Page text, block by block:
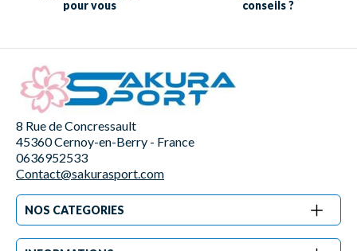
pour vous
conseils ?
8 Rue de Concressault
45360 Cernoy-en-Berry - France
0636952533
Contact@sakurasport.com
NOS CATEGORIES